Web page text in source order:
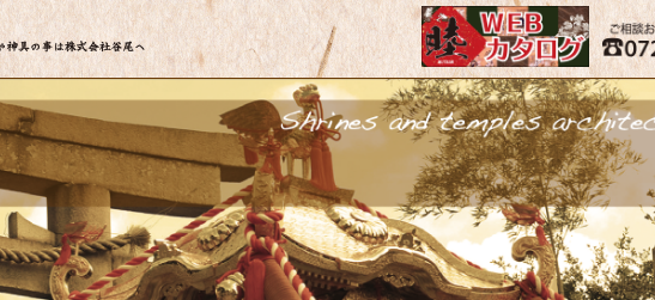
株式会社谷尾 | 神輿・社寺建築の修理や製作などは、株式会社谷尾